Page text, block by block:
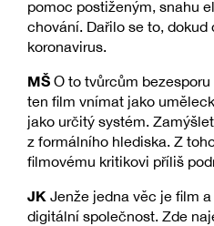
pomoc postiženým, snahu
chování. Dařilo se to, dokud
koronavirus.
MŠ O to tvůrcům
ten film vnímat jako
jako určitý systém.
z formálního hlediska. Z
filmovému kritikovi příliš
JK Jenže jedna věc je film
digitální společnost. Zde